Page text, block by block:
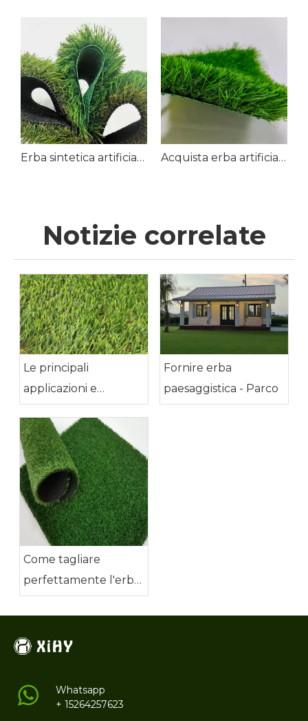
Erba sintetica artificiale per esterni Acquista erba artificiale paesaggistica verde
Notizie correlate
Le principali
applicazioni e
artificiale
Fornire erba
paesaggistica - Parco
Come tagliare
perfettamente l'erba
Whatsapp
+ 15264257623